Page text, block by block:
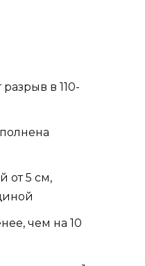
в 110-
от 5 см,
чем на 10